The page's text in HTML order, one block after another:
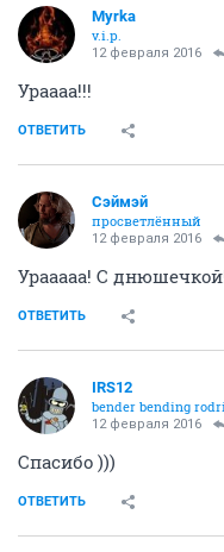
Myrka
v.i.p.
12 февраля 2016
Ураааа!!!
ОТВЕТИТЬ
Сэймэй
просветлённый
12 февраля 2016
Урааааа! С
ОТВЕТИТЬ
IRS12
bender bending
12 февраля 2016
Спасибо )))
ОТВЕТИТЬ